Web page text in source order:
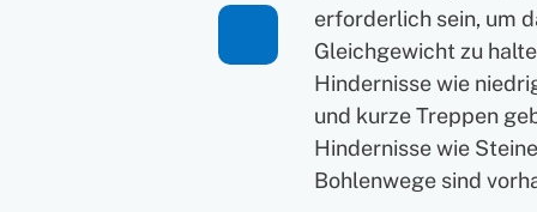
erforderlich sein, um
Gleichgewicht zu
Hindernisse wie
und kurze Treppen
Hindernisse wie
Bohlenwege sind